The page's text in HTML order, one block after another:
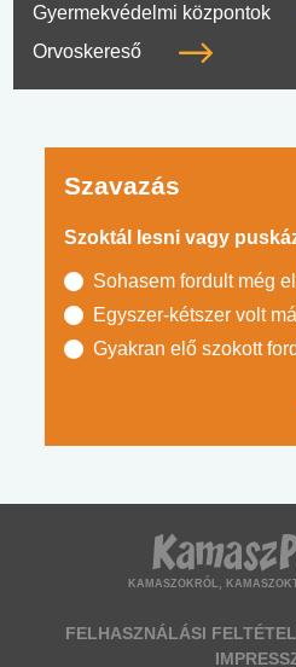
Gyermekvédelmi központok
Orvoskereső
Szavazás
Szoktál lesni vagy
Sohasem fordult még
Egyszer-kétszer volt
Gyakran elő szokott
KAMASZOKRÓL,
FELHASZNÁLÁSI